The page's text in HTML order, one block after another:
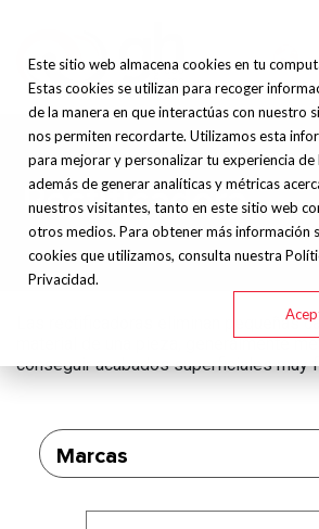
Este sitio web almacena cookies en tu
Estas cookies se utilizan para recoger
de la manera en que interactúas con nuestro
nos permiten recordarte. Utilizamos esta
para mejorar y personalizar tu experiencia de
además de generar analíticas y métricas
nuestros visitantes, tanto en este sitio web
otros medios. Para obtener más información
cookies que utilizamos, consulta nuestra
Privacidad.
Rectificadora
Las rectificadoras eliminan pequeñas
material de una pieza, generalmente
conseguir acabados superficiales muy
Marcas